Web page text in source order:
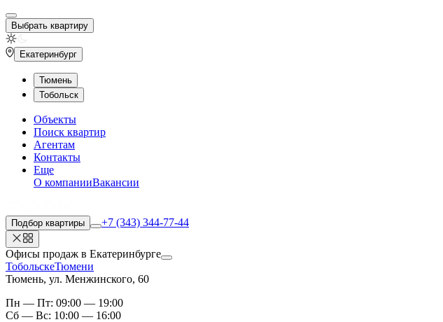
Выбрать квартиру
Екатеринбург
Тюмень
Тобольск
Объекты
Поиск квартир
Агентам
Контакты
Еще
О компанииВакансии
Подбор квартиры +7 (343) 344-77-44
Офисы продаж в Екатеринбурге
ТобольскеТюмени
Тюмень, ул. Менжинского, 60
Пн — Пт: 09:00 — 19:00
Сб — Вс: 10:00 — 16:00